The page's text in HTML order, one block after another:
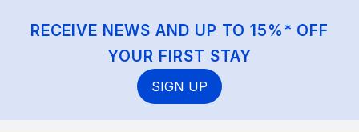
RECEIVE NEWS AND UP TO 15%* OFF
YOUR FIRST STAY
SIGN UP